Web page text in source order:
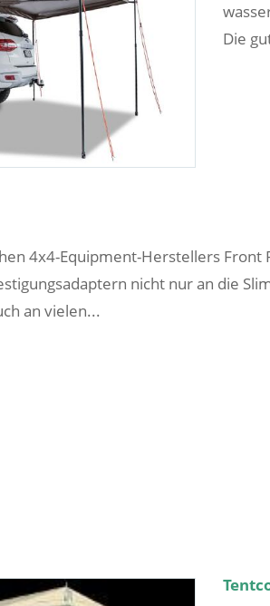
Die
4x4-Equipment-Herstellers Front
nicht nur an die
an vielen...